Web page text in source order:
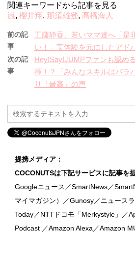
関連キーワードから記事を見る
嵐, 櫻井翔, 那須雄登, 髙橋海人
前の記
事
工藤静香、若いママ達へ「是
い！」実体験を元にしたアド
次の記
事
Hey!Say!JUMPファンも認め
揮！？「みんなスキルはバラ
り「最高」の声
提携メディア：
COCONUTSは下記サービスに記事を
Googleニュース／SmartNews／
マイマガジン）／Gunosy／ニュース
Today／NTTドコモ「Merkystyle」／
Podcast ／Amazon Alexa／Amazon